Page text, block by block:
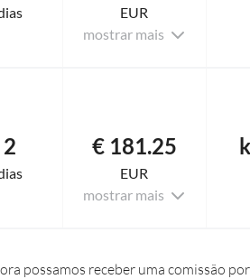
EUR
mostrar mais
2 € 181.25
EUR
mostrar mais
possamos receber uma comissão